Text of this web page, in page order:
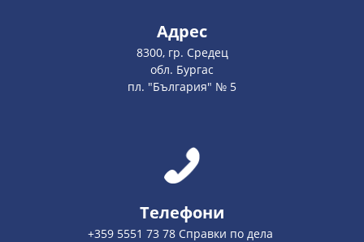
Адрес
8300, гр. Средец
обл. Бургас
пл. "България" № 5
Телефони
+359 5551 73 78 Справки по дела